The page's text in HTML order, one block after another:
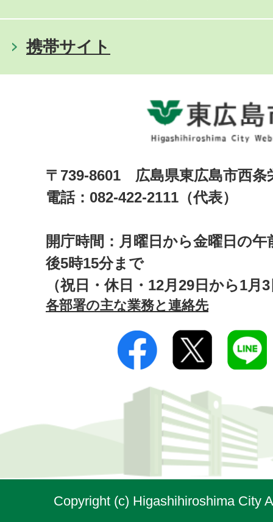
携帯サイト
〒739-8601 広島県東広島市西
電話：082-422-2111（代表）
開庁時間：月曜日から金曜日の午
後5時15分まで
（祝日・休日・12月29日から1月
各部署の主な業務と連絡先
Copyright (c) Higashihiroshima City